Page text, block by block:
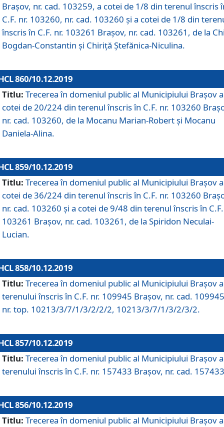
Brașov, nr. cad. 103259, a cotei de 1/8 din terenul înscris
C.F. nr. 103260, nr. cad. 103260 și a cotei de 1/8 din
înscris în C.F. nr. 103261 Brașov, nr. cad. 103261, de la
Bogdan-Constantin și Chiriță Ștefănica-Niculina.
860/10.12.2019
Titlu: Trecerea în domeniul public al Municipiului Braşov a
cotei de 20/224 din terenul înscris în C.F. nr. 103260
nr. cad. 103260, de la Mocanu Marian-Robert și Mocanu
Daniela-Alina.
859/10.12.2019
Titlu: Trecerea în domeniul public al Municipiului Braşov a
cotei de 36/224 din terenul înscris în C.F. nr. 103260
nr. cad. 103260 și a cotei de 9/48 din terenul înscris în
103261 Brașov, nr. cad. 103261, de la Spiridon Neculai-
Lucian.
858/10.12.2019
Titlu: Trecerea în domeniul public al Municipiului Braşov a
terenului înscris în C.F. nr. 109945 Brașov, nr. cad.
nr. top. 10213/3/7/1/3/2/2/2, 10213/3/7/1/3/2/3/2.
857/10.12.2019
Titlu: Trecerea în domeniul public al Municipiului Braşov a
terenului înscris în C.F. nr. 157433 Brașov, nr. cad.
856/10.12.2019
Titlu: Trecerea în domeniul public al Municipiului Braşov a